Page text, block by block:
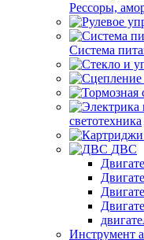
Рессоры,
Система
светотехника
ДВС
Инструмент